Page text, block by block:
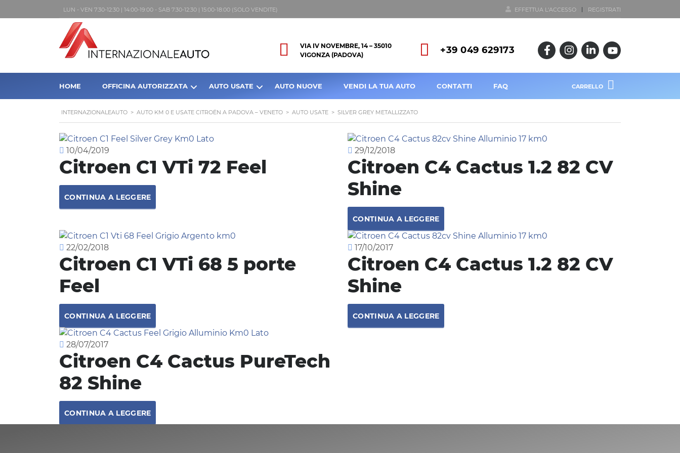
EFFETTUA L'ACCESSO REGISTRATI
LUN - VEN 7:30-12:30 | 14:00-19:00 - SAB 7:30-12:30 | 15:00-18:00 (SOLO VENDITE)
+39 049 629173
VIA IV NOVEMBRE, 14 – 35010
VIGONZA (PADOVA)
CARRELLO
HOME OFFICINA AUTORIZZATA AUTO USATE AUTO NUOVE VENDI LA TUA AUTO CONTATTI FAQ
INTERNAZIONALEAUTO > AUTO KM 0 E USATE CITROËN A PADOVA – VENETO > AUTO USATE > SILVER GREY METALLIZZATO
10/04/2019
Citroen C1 VTi 72 Feel
CONTINUA A LEGGERE
29/12/2018
Citroen C4 Cactus 1.2 82 CV
Shine
CONTINUA A LEGGERE
22/02/2018
Citroen C1 VTi 68 5 porte
Feel
CONTINUA A LEGGERE
17/10/2017
Citroen C4 Cactus 1.2 82 CV
Shine
CONTINUA A LEGGERE
28/07/2017
Citroen C4 Cactus PureTech
82 Shine
CONTINUA A LEGGERE